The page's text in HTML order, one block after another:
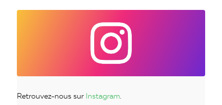
Retrouvez-nous sur Instagram.